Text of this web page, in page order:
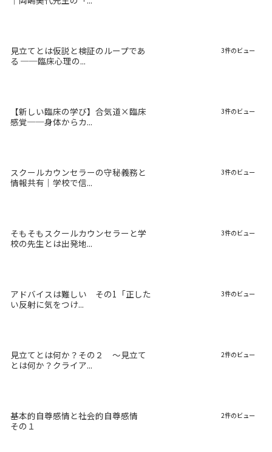
見立てとは仮説と検証のループであ
る ──臨床心理の...
3件のビュー
【新しい臨床の学び】合気道×臨床
感覚──身体からカ...
3件のビュー
スクールカウンセラーの守秘義務と
情報共有｜学校で信...
3件のビュー
そもそもスクールカウンセラーと学
校の先生とは出発地...
3件のビュー
アドバイスは難しい その1「正した
い反射に気をつけ...
3件のビュー
見立てとは何か？その２ 〜見立て
とは何か？クライア...
2件のビュー
基本的自尊感情と社会的自尊感情
その１
2件のビュー